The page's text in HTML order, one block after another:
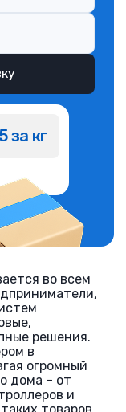
за кг
во всем
решения.
в
огромный
дома – от
и